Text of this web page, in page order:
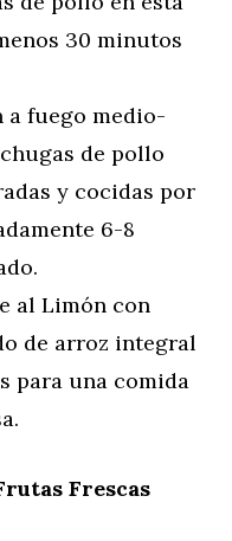
30 minutos
a fuego medio-
de pollo
y cocidas por
6-8
al Limón con
de arroz integral
para una comida
Frescas